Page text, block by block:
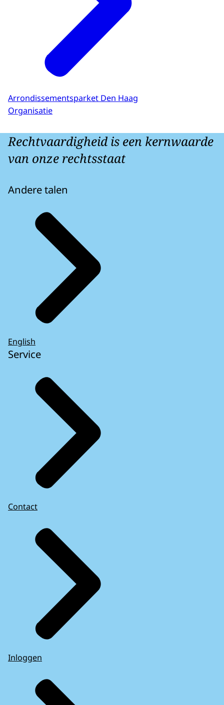
Arrondissementsparket Den Haag
Organisatie
Rechtvaardigheid is een kernwaarde
van onze rechtsstaat
Andere talen
English
Service
Contact
Inloggen